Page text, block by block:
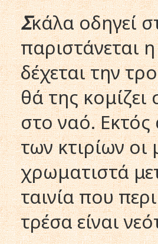
Σκάλα οδηγεί
παριστάνεται
δέχεται την
θά της
στο ναό.
των κτιρίων
χρωματιστά
ταινία που
τρέσα είναι